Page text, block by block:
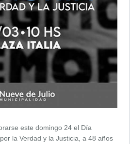
este domingo 24 el Día
la Verdad y la Justicia, a 48 años